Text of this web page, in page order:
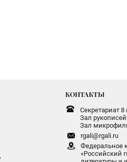
КОНТАКТЫ
Секретариат 8
Зал
Зал
rgali@rgali.ru
Федеральное
«Российский